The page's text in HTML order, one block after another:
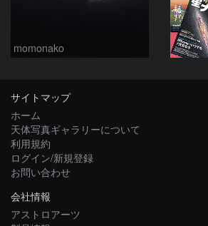
momonako
サイトマップ
ホーム
天体写真ギャラリーについて
利用規約
ログイン/新規登録
お問い合わせ
会社情報
アストロアーツ